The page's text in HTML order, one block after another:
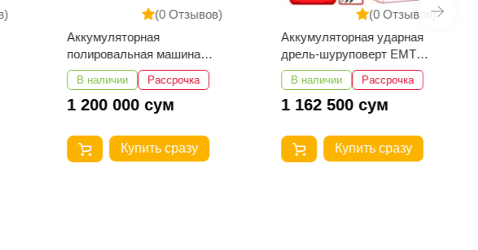
(0 Отзывов)
Аккумуляторная
полировальная машина
EMTOP ELAP20188
В наличии Рассрочка
1 200 000 сум
Купить сразу
(0 Отзывов)
Аккумуляторная ударная
дрель-шуруповерт EMTOP
ECIDL208682
В наличии Рассрочка
1 162 500 сум
Купить сразу